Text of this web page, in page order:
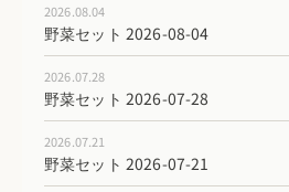
2026.08.04
野菜セット 2026-08-04
2026.07.28
野菜セット 2026-07-28
2026.07.21
野菜セット 2026-07-21